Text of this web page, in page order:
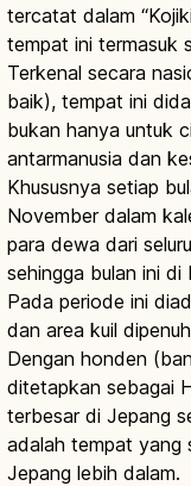
tercatat dalam
tempat ini termasuk
Terkenal secara
baik), tempat ini
bukan hanya untuk
antarmanusia dan
Khususnya setiap
November dalam
para dewa dari
sehingga bulan ini di
Pada periode ini
dan area kuil
Dengan honden
ditetapkan sebagai
terbesar di Jepang
adalah tempat yang
Jepang lebih dalam.